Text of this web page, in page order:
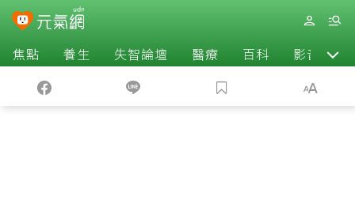
焦點 養生 失智論壇 醫療 百科 影音